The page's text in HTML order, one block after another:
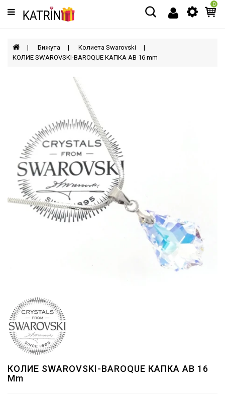
Категории
МЪЖЕ
0
Бижута
Колиета Swarovski
КОЛИЕ SWAROVSKI-BAROQUE КАПКА AB 16 mm
КОЛИЕ SWAROVSKI-BAROQUE КАПКА AB 16
Mm